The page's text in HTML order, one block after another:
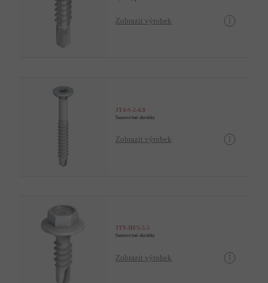
Zobrazit výrobek
JT4-S-2-4.8
Samovrtné skrutky
Zobrazit výrobek
JT9-3H/5-5.5
Samovrtné skrutky
Zobrazit výrobek